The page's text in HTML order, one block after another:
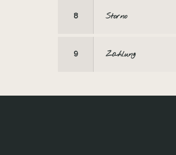
8 Storno
9 Zahlung